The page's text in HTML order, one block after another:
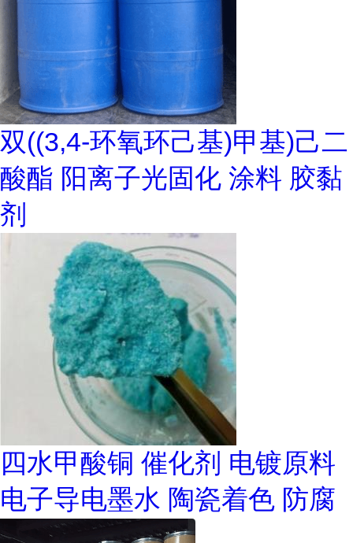
双((3,4-环氧环己基)甲基)己二
酸酯 阳离子光固化 涂料 胶黏
剂
四水甲酸铜 催化剂 电镀原料
电子导电墨水 陶瓷着色 防腐